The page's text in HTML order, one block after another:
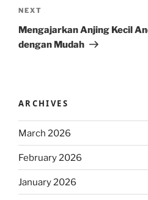
Next
Post
NEXT
Mengajarkan Anjing Kecil
dengan Mudah
ARCHIVES
March 2026
February 2026
January 2026